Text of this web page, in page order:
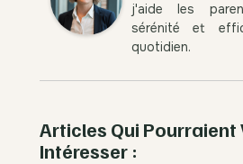
j'aide les
sérénité et
quotidien.
Articles Qui Pourraient
Intéresser :